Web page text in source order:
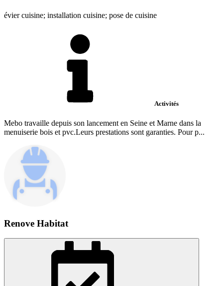
évier cuisine; installation cuisine; pose de cuisine
Activités
Mebo travaille depuis son lancement en Seine et Marne dans la
menuiserie bois et pvc.Leurs prestations sont garanties. Pour p...
Renove Habitat